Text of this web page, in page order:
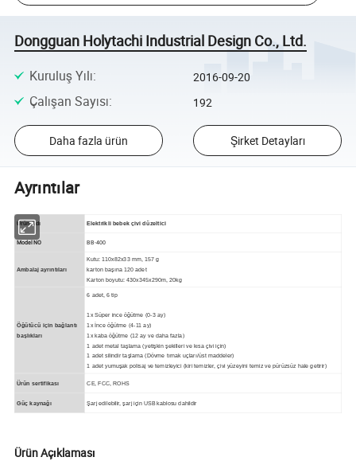
Dongguan Holytachi Industrial Design Co., Ltd.
Kuruluş Yılı: 2016-09-20
Çalışan Sayısı: 192
Daha fazla ürün Şirket Detayları
Ayrıntılar
Ürün Adı Elektrikli bebek çivi düzeltici
Model NO BB-400
Ambalaj ayrıntıları
Kutu: 110x82x33 mm, 157 g
karton başına 120 adet
Karton boyutu: 430x345x290m, 20kg
Öğütücü için bağlantı
başlıkları
6 adet, 6 tip
1x Süper ince öğütme (0-3 ay)
1x İnce öğütme (4-11 ay)
1x kaba öğütme (12 ay ve daha fazla)
1 adet metal taşlama (yetişkin şekilleri ve kısa çivi için)
1 adet silindir taşlama (Dövme tırnak uçları/üst maddeler)
1 adet yumuşak polisaj ve temizleyici (kiri temizler, çivi yüzeyini temiz ve pürüzsüz hale getirir)
Ürün sertifikası CE, FCC, ROHS
Güç kaynağı Şarj edilebilir, şarj için USB kablosu dahildir
Ürün Açıklaması